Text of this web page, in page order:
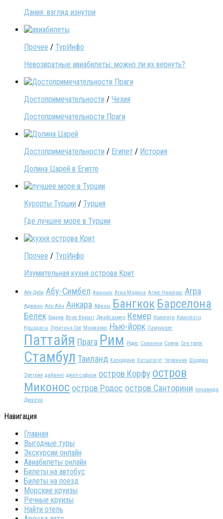
Дания: взгляд изнутри
Прочее / ТурИнфо
Невозвратные авиабилеты: можно ли их вернуть?
Достопримечательности / Чехия
Достопримечательности Праги
Достопримечательности / Египет / История
Долина Царей в Египте
Курорты Турции / Турция
Где лучшее море в Турции
Прочее / ТурИнфо
Изумительная кухня острова Крит
Абу-Даби Абу-Симбел Авиньон Агиа Марина Агиос Николаос Агра
Аджман Аль-Айн Анкара Афины Бангкок Барселона
Белек Бодрум Во-ле-Виконт Джайсалмер Кемер Криопиги Кронплатц
Кушадасы Лузитана Сол Мармарис Нью-йорк Памуккале
Паттайя Прага Рим Родос Салоники Самуи Сен тропе
Стамбул Таиланд Халкидики Хатшепсут Червиния Шарджа
Эретрия дайвинг джип-сафари остров Корфу остров
Миконос остров Родос остров Санторини пирамида
Джосера
Навигация
Главная
Выгодные туры
Экскурсии онлайн
Авиабилеты онлайн
Билеты на автобус
Билеты на поезд
Морские круизы
Речные круизы
Найти отель